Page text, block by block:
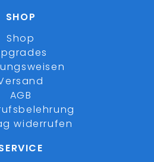
SHOP
Shop
AGB
widerrufen